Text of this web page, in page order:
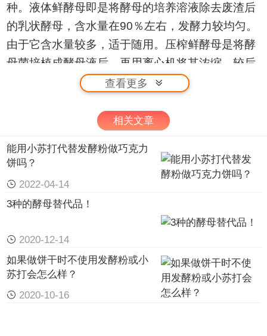
种。液体鲜酵母即是将酵母的培养溶液除去废渣后
的乳状酵母，含水量在90％左右，发酵力较均匀。
由于它含水量较多，适于随用。压榨鲜酵母是将酵
母菌培植成酵母液后，再用离心机将其浓缩，较后
经冷冻压榨而成均匀。活性干酵母是将压榨鲜酵母
母，其色淡黄，含水量在10％左右，具有清香气味
一类是杂菌酵母，如老酵（又称面肥、引子、老面
等），它是利用己经发透的面团，留作催发新酵
面，无论是鲜酵母还是老酵母，它们都含有酵母
菌，所不同的是老酵母中除酵母菌外还含有杂菌
（主要是醋酸菌），而鲜酵母中是纯酵母菌。不过
它们的发酵原理则是相同的。
（2）发酵的主要作用
查看更多
相关文章
能用小苏打代替发酵粉做巧克力
饼吗？
2022-04-14
3种的酵母替代品！
2020-12-14
如果做饼干时不使用发酵粉或小
苏打会怎么样？
2020-10-16